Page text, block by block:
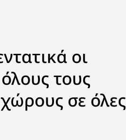
οι
τους
σε όλες